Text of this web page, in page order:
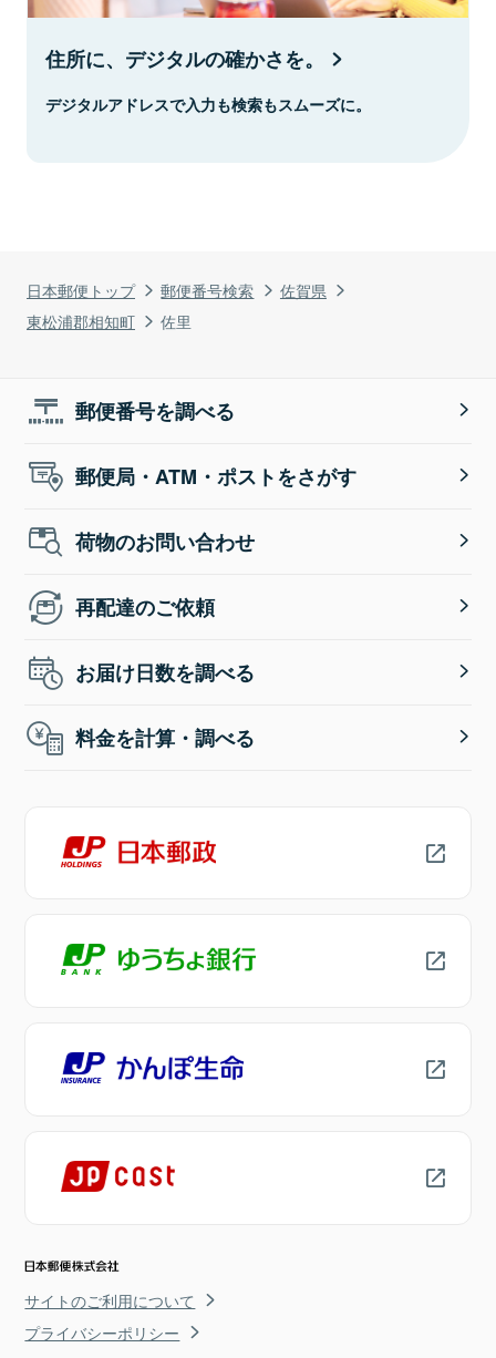
日本郵便トップ 郵便番号検索
佐賀県
東松浦郡相知町
佐里
住所に、デジタルの確かさを。
デジタルアドレスで入力も検索もスムーズに。
郵便番号を調べる
郵便局・ATM・ポストをさがす
荷物のお問い合わせ
再配達のご依頼
お届け日数を調べる
料金を計算・調べる
サイトのご利用について
プライバシーポリシー